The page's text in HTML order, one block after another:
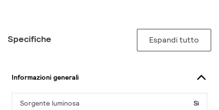
Specifiche Espandi tutto
Informazioni generali
Sorgente luminosa
Sì